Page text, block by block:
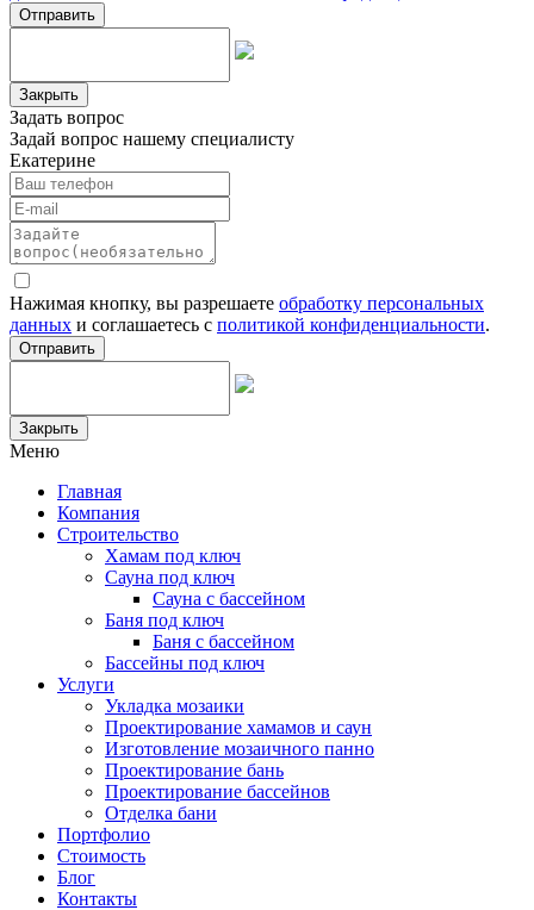
Отправить
Закрыть
Задать вопрос
Задай вопрос нашему специалисту
Екатерине
Нажимая кнопку, вы разрешаете обработку персональных
данных и соглашаетесь с политикой конфиденциальности.
Отправить
Закрыть
Меню
Главная
Компания
Строительство
Хамам под ключ
Сауна под ключ
Сауна с бассейном
Баня под ключ
Баня с бассейном
Бассейны под ключ
Услуги
Укладка мозаики
Проектирование хамамов и саун
Изготовление мозаичного панно
Проектирование бань
Проектирование бассейнов
Отделка бани
Портфолио
Стоимость
Блог
Контакты